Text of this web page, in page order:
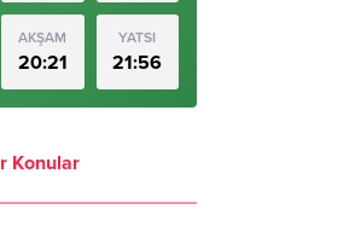
AKŞAM
20:21
YATSI
21:56
Konular